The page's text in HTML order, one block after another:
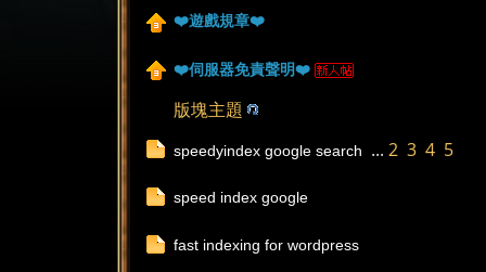
❤️遊戲規章❤️
❤️伺服器免責聲明❤️
版塊主題
speedyindex google search ... 2 3 4 5
speed index google
fast indexing for wordpress